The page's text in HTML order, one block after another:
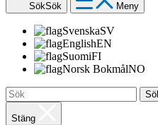
SökSök Meny
SvenskaSV
EnglishEN
SuomiFI
Norsk BokmålNO
Stäng